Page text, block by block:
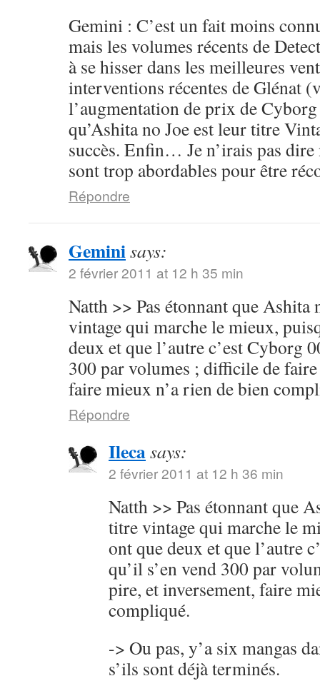
Gemini : C’est un fait moins
mais les volumes récents de
à se hisser dans les meilleures
interventions récentes de Glénat
l’augmentation de prix de
qu’Ashita no Joe est leur titre
succès. Enfin… Je n’irais pas
sont trop abordables pour être
Répondre
Geminisays:
2 février 2011 at 12 h 35 min
Natth >> Pas étonnant que
vintage qui marche le mieux,
deux et que l’autre c’est Cyborg
300 par volumes ; difficile de
faire mieux n’a rien de bien
Répondre
Ilecasays:
2 février 2011 at 12 h 36 min
Natth >> Pas étonnant que
titre vintage qui marche le
ont que deux et que l’autre
qu’il s’en vend 300 par
pire, et inversement, faire
compliqué.
-> Ou pas, y’a six mangas
s’ils sont déjà terminés.